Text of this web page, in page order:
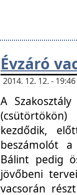
Évzáró
2014. 12. 12. -
A
kezdődik,
beszámolót
Bálint pedig
jövőbeni
vacsorán